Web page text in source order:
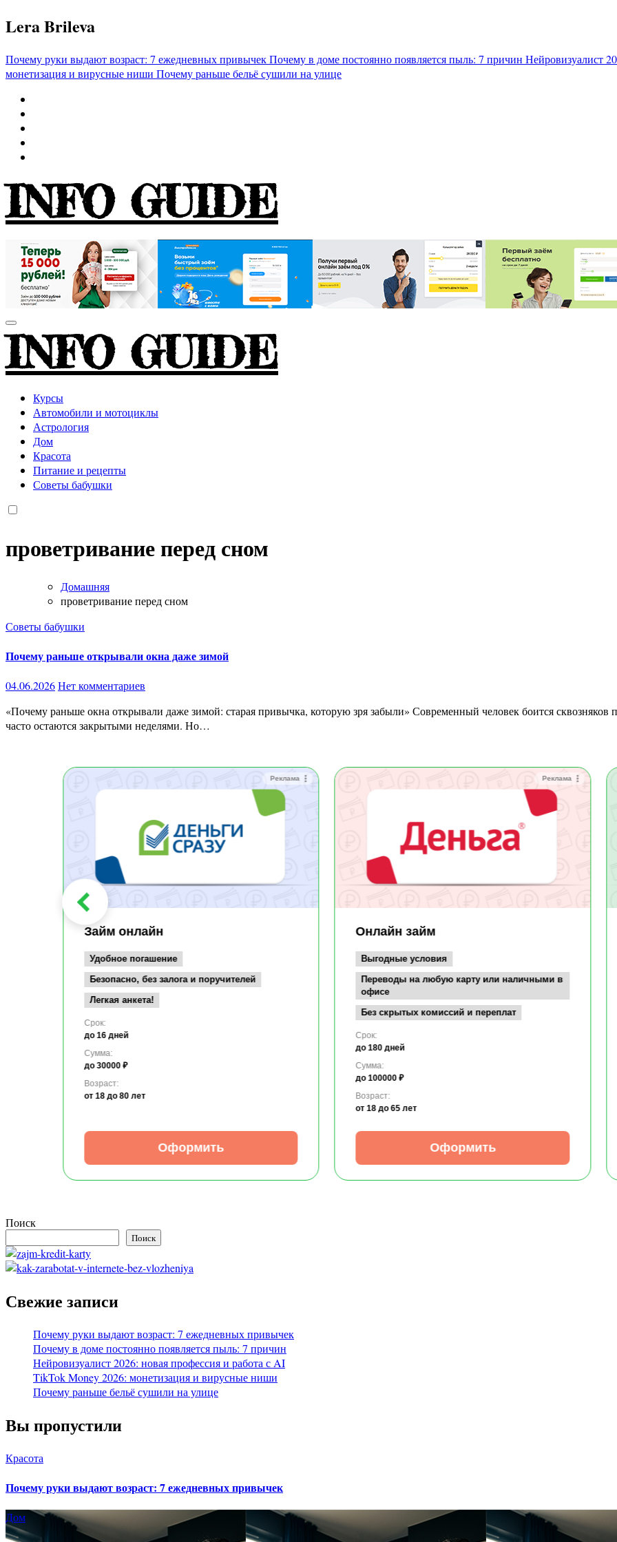
Перейти
к
Lera Brileva
Почему руки выдают возраст: 7 ежедневных привычекПочему в доме постоянно появляется пыль: 7 причин Нейровизуалист
монетизация и вирусные ниши Почему раньше бельё сушили на улице
INFO GUIDE
INFO GUIDE
Курсы
Автомобили и мотоциклы
Астрология
Дом
Красота
Питание и рецепты
Советы бабушки
проветривание перед сном
Домашняя
проветривание перед сном
Советы бабушки
Почему раньше открывали окна даже зимой
04.06.2026Нет комментариев
«Почему раньше окна открывали даже зимой: старая привычка, которую зря забыли» Современный человек боится сквозняков почти так же, как счетов за отопление. Поэтому зимой окна
часто остаются закрытыми неделями. Но…
Реклама
Займ онлайн
Удобное погашение
Безопасно, без залога и поручителей
Легкая анкета!
Срок:
до 16 дней
Сумма:
до 30000 ₽
Возраст:
от 18 до 80 лет
Оформить
Реклама
Онлайн займ
Выгодные условия
Переводы на любую карту или наличными в
офисе
Без скрытых комиссий и переплат
Срок:
до 180 дней
Сумма:
до 100000 ₽
Возраст:
от 18 до 65 лет
Оформить
Поиск
Поиск
Свежие записи
Почему руки выдают возраст: 7 ежедневных привычек
Почему в доме постоянно появляется пыль: 7 причин
Нейровизуалист 2026: новая профессия и работа с AI
TikTok Money 2026: монетизация и вирусные ниши
Почему раньше бельё сушили на улице
Вы пропустили
Красота
Почему руки выдают возраст: 7 ежедневных привычек
Дом